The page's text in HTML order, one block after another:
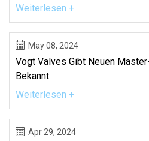
Weiterlesen +
May 08, 2024
Vogt Valves Gibt Neuen
Bekannt
Weiterlesen +
Apr 29, 2024